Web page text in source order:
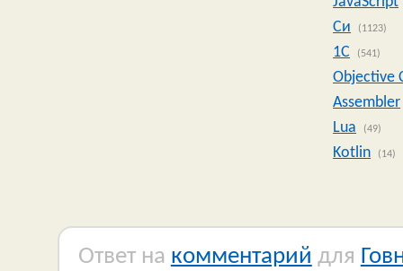
Си
(1123)
1C (541)
Objective
Assembler
Lua
(49)
Kotlin (14)
Ответ на комментарий для